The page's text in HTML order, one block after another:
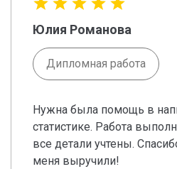
Юлия Романова
Дипломная работа
Нужна была помощь в
статистике. Работа
все детали учтены.
меня выручили!